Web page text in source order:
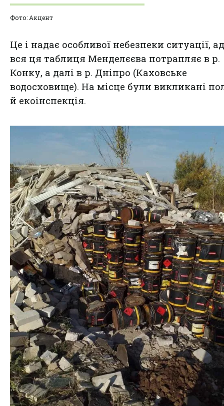
Фото: Акцент
Це і надає особливої ​​небезпеки ситуації,
вся ця таблиця Менделєєва потрапляє в р.
Конку, а далі в р. Дніпро (Каховське
водосховище). На місце були викликані
й екоінспекція.